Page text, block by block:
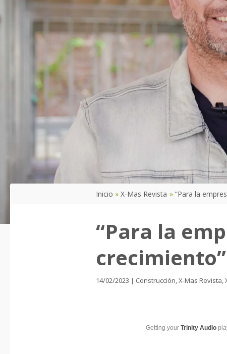
Inicio X-Mas Revista “Para la
“Para la
crecimiento”
14/02/2023 | Construcción,X-Mas Revista,
Getting your Trinity Audio